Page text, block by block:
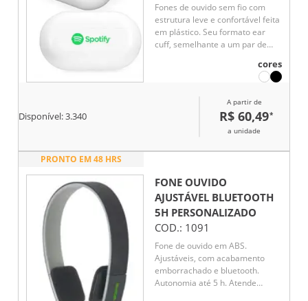
Fones de ouvido sem fio com
estrutura leve e confortável feita
em plástico. Seu formato ear
cuff, semelhante a um par de
redor das orelhas sem entrar em
contato com o canal auditivo,
conexão via Bluetooth 5.3
oferece estabilidade de áudio
com menor consumo de energia.
multifunções, com comandos por
controlar o volume. Acompanha
cabo USB-C para carregamento.
cores
Disponível:3.340
A partir de
R$ 60,49*
a unidade
PRONTO EM 48 HRS
FONE OUVIDO
AJUSTÁVEL BLUETOOTH
5H PERSONALIZADO
COD.: 1091
Fone de ouvido em ABS.
Ajustáveis, com acabamento
emborrachado e bluetooth.
Autonomia até 5 h. Atende